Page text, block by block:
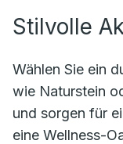
Stilvolle
Wählen Sie ein
wie Naturstein
und sorgen für
eine Wellness-